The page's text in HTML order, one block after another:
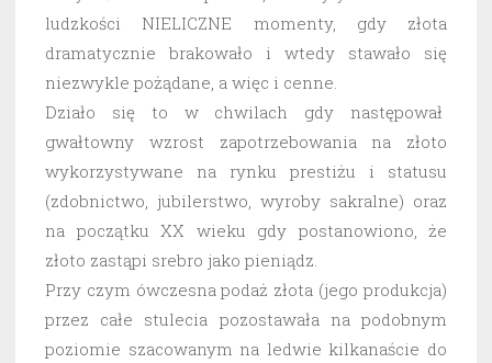
ludzkości NIELICZNE momenty, gdy złota
dramatycznie brakowało i wtedy stawało się
niezwykle pożądane, a więc i cenne.
Działo się to w chwilach gdy następował
gwałtowny wzrost zapotrzebowania na złoto
wykorzystywane na rynku prestiżu i statusu
(zdobnictwo, jubilerstwo, wyroby sakralne) oraz
na początku XX wieku gdy postanowiono, że
złoto zastąpi srebro jako pieniądz.
Przy czym ówczesna podaż złota (jego produkcja)
przez całe stulecia pozostawała na podobnym
poziomie szacowanym na ledwie kilkanaście do